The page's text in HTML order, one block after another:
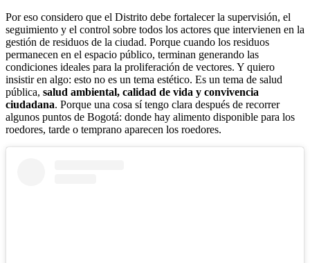
Por eso considero que el Distrito debe fortalecer la supervisión, el
seguimiento y el control sobre todos los actores que intervienen en la
gestión de residuos de la ciudad. Porque cuando los residuos
permanecen en el espacio público, terminan generando las
condiciones ideales para la proliferación de vectores. Y quiero
insistir en algo: esto no es un tema estético. Es un tema de salud
pública, salud ambiental, calidad de vida y convivencia
ciudadana. Porque una cosa sí tengo clara después de recorrer
algunos puntos de Bogotá: donde hay alimento disponible para los
roedores, tarde o temprano aparecen los roedores.